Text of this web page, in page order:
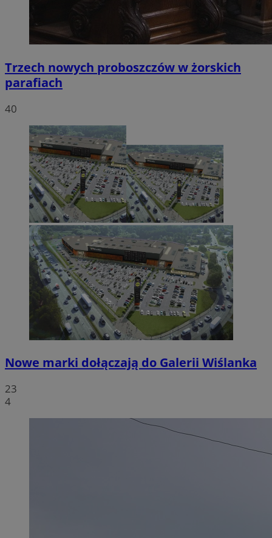
Trzech nowych proboszczów w żorskich
parafiach
40
Nowe marki dołączają do Galerii Wiślanka
23
4